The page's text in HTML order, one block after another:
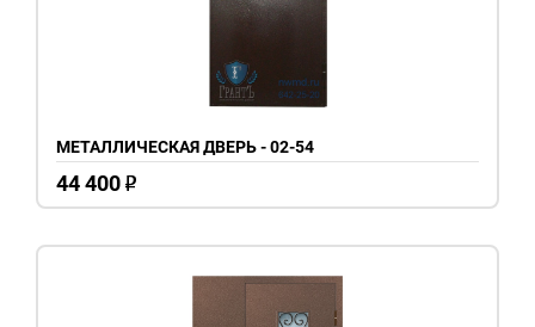
МЕТАЛЛИЧЕСКАЯ ДВЕРЬ - 02-54
44 400 o